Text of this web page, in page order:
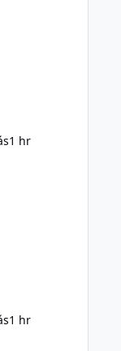
p1 hr
1 hr